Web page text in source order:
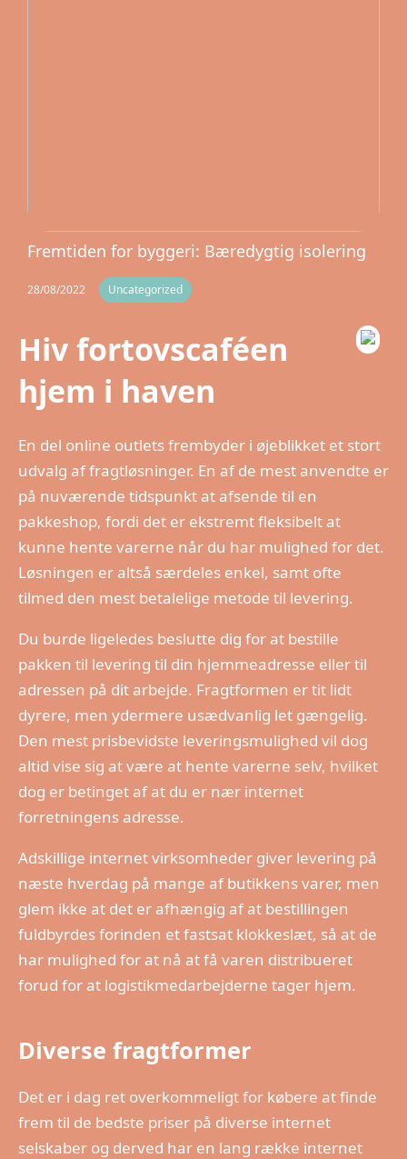
Fremtiden for byggeri: Bæredygtig isolering
28/08/2022 Uncategorized
Hiv fortovscaféen
hjem i haven
En del online outlets frembyder i øjeblikket et stort
udvalg af fragtløsninger. En af de mest anvendte er
på nuværende tidspunkt at afsende til en
pakkeshop, fordi det er ekstremt fleksibelt at
kunne hente varerne når du har mulighed for det.
Løsningen er altså særdeles enkel, samt ofte
tilmed den mest betalelige metode til levering.
Du burde ligeledes beslutte dig for at bestille
pakken til levering til din hjemmeadresse eller til
adressen på dit arbejde. Fragtformen er tit lidt
dyrere, men ydermere usædvanlig let gængelig.
Den mest prisbevidste leveringsmulighed vil dog
altid vise sig at være at hente varerne selv, hvilket
dog er betinget af at du er nær internet
forretningens adresse.
Adskillige internet virksomheder giver levering på
næste hverdag på mange af butikkens varer, men
glem ikke at det er afhængig af at bestillingen
fuldbyrdes forinden et fastsat klokkeslæt, så at de
har mulighed for at nå at få varen distribueret
forud for at logistikmedarbejderne tager hjem.
Diverse fragtformer
Det er i dag ret overkommeligt for købere at finde
frem til de bedste priser på diverse internet
selskaber og derved har en lang række internet